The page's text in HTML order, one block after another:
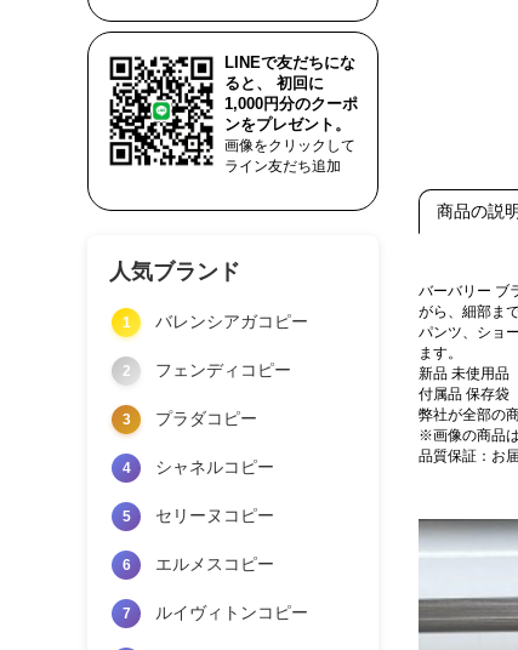
LINEで友だちにな
ると、 初回に
1,000円分のクーポ
ンをプレゼント。
画像をクリックして
ライン友だち追加
人気ブランド
1 バレンシアガコピー
2 フェンディコピー
3 プラダコピー
4 シャネルコピー
5 セリーヌコピー
6 エルメスコピー
7 ルイヴィトンコピー
商品の説明
バーバリー ブ
がら、細部ま
パンツ、ショ
ます。
新品 未使用品
付属品 保存袋
弊社が全部の
※画像の商品
品質保証：お